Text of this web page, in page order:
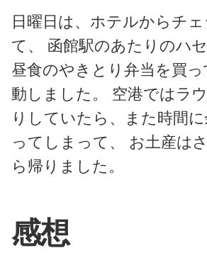
日曜日は、ホテルからチ
て、 函館駅のあたりのハ
昼食のやきとり弁当を買
動しました。 空港ではラ
りしていたら、また時間
ってしまって、 お土産は
ら帰りました。
感想